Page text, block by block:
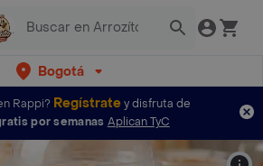
Bogotá
Rappi? Regístratey disfruta de
por semanas Aplican TyC